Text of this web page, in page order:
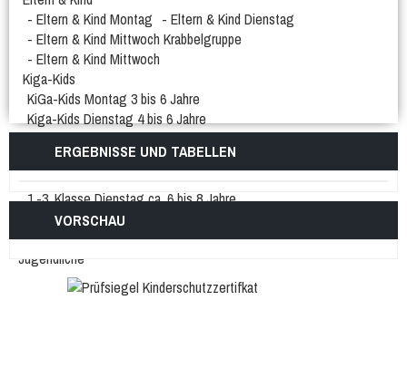
- Eltern & Kind Montag - Eltern & Kind Dienstag
- Eltern & Kind Mittwoch Krabbelgruppe
- Eltern & Kind Mittwoch
Kiga-Kids
KiGa-Kids Montag 3 bis 6 Jahre
Kiga-Kids Dienstag 4 bis 6 Jahre
Kiga-Kids Mittwoch 3 bis 4 Jahre
Kiga-Kids Mittwoch 5 bis 6 Jahre
1.-3. Klasse Dienstag ca. 6 bis 8 Jahre
4.-6. Klasse Donnerstag ca. 8 bis 12 Jahre
1.-2. Klasse Freitag ca. 6 bis 8 Jahre
Jugendliche
Männer und Frauen
Frauengymnastik
ERGEBNISSE UND TABELLEN
VORSCHAU